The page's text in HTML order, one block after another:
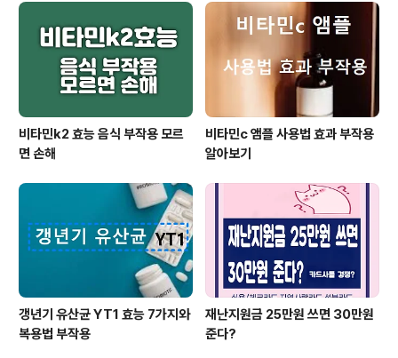
비타민k2 효능 음식 부작용 모르
면 손해
비타민c 앰플 사용법 효과 부작용
알아보기
갱년기 유산균 YT1 효능 7가지와
복용법 부작용
재난지원금 25만원 쓰면 30만원
준다?